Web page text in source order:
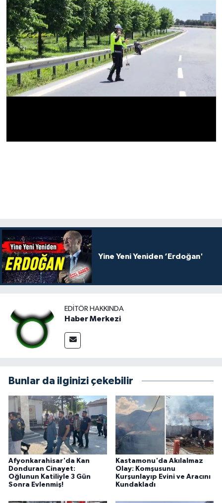
Yine Yeni Yeniden ‘Erdoğan'
EDITÖR HAKKINDA
Haber Merkezi
Bunlar da ilginizi çekebilir
Afyonkarahisar'da Kan
Donduran Cinayet:
Oğlunun Katiliyle 3 Gün
Sonra Evlenmiş!
Kastamonu'da Akılalmaz
Olay: Komşusunu
Kurşunlayıp Evini ve Aracını
Kundakladı